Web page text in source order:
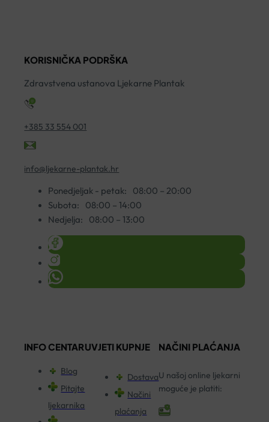
KORISNIČKA PODRŠKA
Zdravstvena ustanova Ljekarne Plantak
+385 33 554 001
info@ljekarne-plantak.hr
Ponedjeljak - petak:
08:00 – 20:00
Subota:
08:00 – 14:00
Nedjelja:
08:00 – 13:00
INFO CENTAR
Blog
Pitajte
ljekarnika
UVJETI KUPNJE
Dostava
Načini
plaćanja
NAČINI PLAĆANJA
U našoj online ljekarni
moguće je platiti: